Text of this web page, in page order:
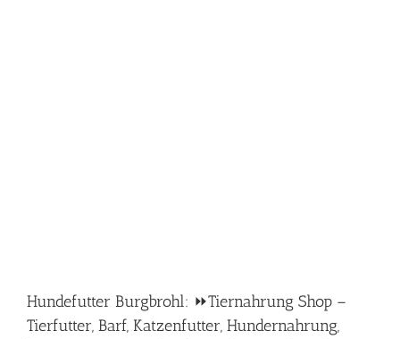
Hundefutter Burgbrohl: ⏩Tiernahrung Shop –
Tierfutter, Barf, Katzenfutter, Hundernahrung,